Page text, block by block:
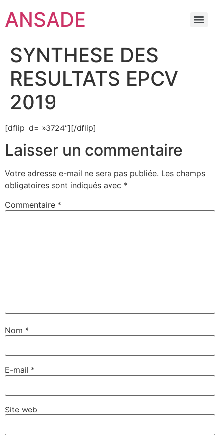
ANSADE
SYNTHESE DES
RESULTATS EPCV
2019
[dflip id= »3724″][/dflip]
Laisser un commentaire
Votre adresse e-mail ne sera pas publiée. Les champs
obligatoires sont indiqués avec *
Commentaire *
Nom *
E-mail *
Site web